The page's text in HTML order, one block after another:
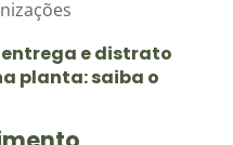
e distrato
planta: saiba o